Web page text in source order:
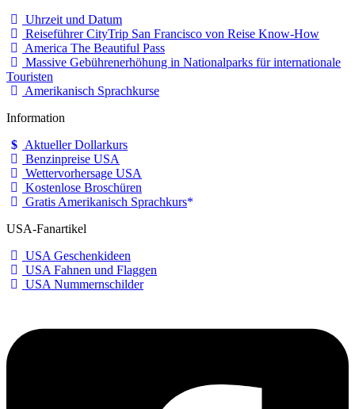
Uhrzeit und Datum
Reiseführer CityTrip San Francisco von Reise Know-How
America The Beautiful Pass
Massive Gebührenerhöhung in Nationalparks für internationale
Touristen
Amerikanisch Sprachkurse
Information
Aktueller Dollarkurs
Benzinpreise USA
Wettervorhersage USA
Kostenlose Broschüren
Gratis Amerikanisch Sprachkurs
USA-Fanartikel
USA Geschenkideen
USA Fahnen und Flaggen
USA Nummernschilder